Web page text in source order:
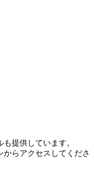
提供しています。
らアクセスしてくださ